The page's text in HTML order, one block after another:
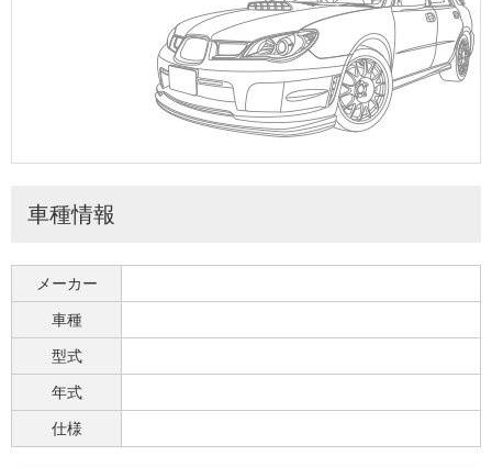
車種情報
メーカー
車種
型式
年式
仕様